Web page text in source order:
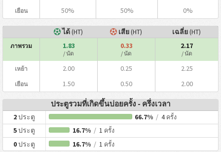
เยือน 50% 50% 0%
ได้(HT) เสีย(HT) เฉลี่ย(HT)
ภาพรวม 1.83
/ นัด
0.33
/ นัด
2.17
/ นัด
เหย้า 2.00 0.25 2.25
เยือน 1.50 0.50 2.00
ประตูรวมที่เกิดขึ้นบ่อยครั้ง - ครึ่งเวลา
2ประตู 66.7% / 4 ครั้ง
5ประตู 16.7% /1 ครั้ง
0ประตู 16.7% /1 ครั้ง